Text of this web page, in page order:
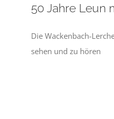
50 Jahre Leun
Die Wackenbach-
sehen und zu hören